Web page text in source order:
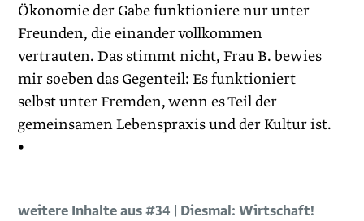
Ökonomie der Gabe funktioniere nur unter
Freunden, die einander vollkommen
vertrauten. Das stimmt nicht, Frau B. bewies
mir soeben das Gegenteil: Es funktioniert
selbst unter Fremden, wenn es Teil der
gemeinsamen Lebenspraxis und der Kultur ist.
•
weitere Inhalte aus #34 | Diesmal: Wirtschaft!